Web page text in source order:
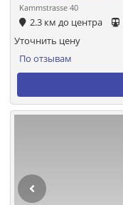
Kammstrasse 40
2.3 км до центра
По отзывам
Уточнить цену